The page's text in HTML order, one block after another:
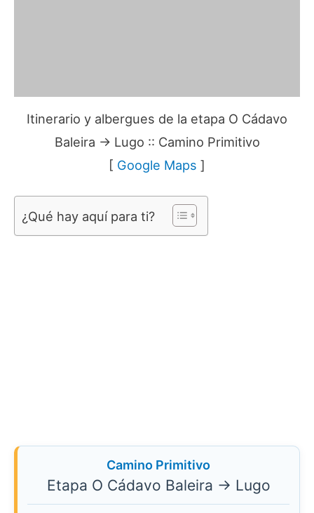
Itinerario y albergues de la etapa O Cádavo
Baleira → Lugo :: Camino Primitivo
[ Google Maps ]
¿Qué hay aquí para ti?
Camino Primitivo
Etapa O Cádavo Baleira → Lugo